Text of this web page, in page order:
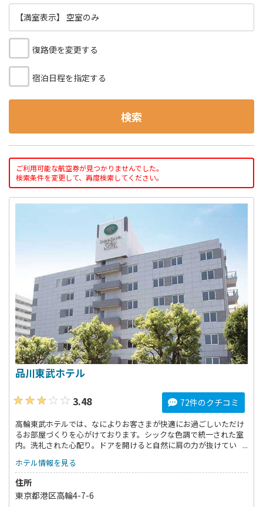
【満室表示】 空室のみ
復路便を変更する
宿泊日程を指定する
検索
ご利用可能な航空券が見つかりませんでした。
検索条件を変更して、再度検索してください。
品川東武ホテル
3.48
72件のクチコミ
高輪東武ホテルでは、なによりお客さまが快適にお過ごしいただけ
るお部屋づくりを心がけております。シックな色調で統一された室
内。洗礼された心配り。ドアを開けると自然に肩の力が抜けてい
ださい。
ホテル情報を見る
住所
東京都港区高輪4-7-6